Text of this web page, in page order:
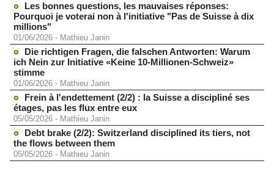
Les bonnes questions, les mauvaises réponses:
Pourquoi je voterai non à l'initiative "Pas de Suisse à dix
millions"
01/06/2026 - Mathieu Janin
Die richtigen Fragen, die falschen Antworten: Warum
ich Nein zur Initiative «Keine 10-Millionen-Schweiz»
stimme
01/06/2026 - Mathieu Janin
Frein à l'endettement (2/2) : la Suisse a discipliné ses
étages, pas les flux entre eux
05/05/2026 - Mathieu Janin
Debt brake (2/2): Switzerland disciplined its tiers, not
the flows between them
05/05/2026 - Mathieu Janin